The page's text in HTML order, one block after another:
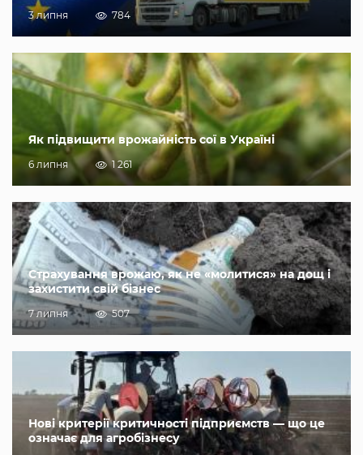
3 липня 784
Як підвищити врожайність сої в Україні
6 липня 1 261
Страхування врожаю, як не «молитися» на дощ і
захистити свій бізнес
7 липня 507
Нові критерії критичності підприємств — що це
означає для агробізнесу